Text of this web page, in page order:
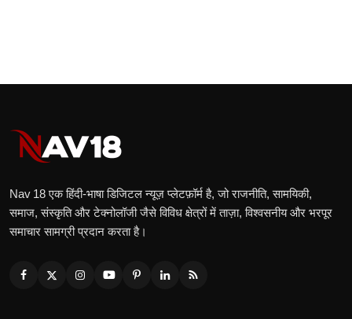
Nav 18 एक हिंदी‑भाषा डिजिटल न्यूज़ प्लेटफ़ॉर्म है, जो राजनीति, सामयिकी,
समाज, संस्कृति और टेक्नोलॉजी जैसे विविध क्षेत्रों में ताज़ा, विश्वसनीय और भरपूर
समाचार सामग्री प्रदान करता है।